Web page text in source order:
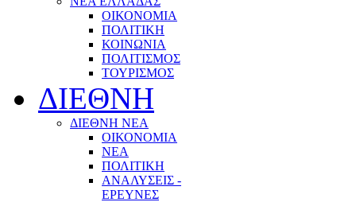
ΟΙΚΟΝΟΜΙΑ
ΠΟΛΙΤΙΚΗ
ΚΟΙΝΩΝΙΑ
ΠΟΛΙΤΙΣΜΟΣ
ΤΟΥΡΙΣΜΟΣ
ΔΙΕΘΝΗ
ΔΙΕΘΝΗ ΝΕΑ
ΟΙΚΟΝΟΜΙΑ
ΝΕΑ
ΠΟΛΙΤΙΚΗ
ΑΝΑΛΥΣΕΙΣ -
ΕΡΕΥΝΕΣ